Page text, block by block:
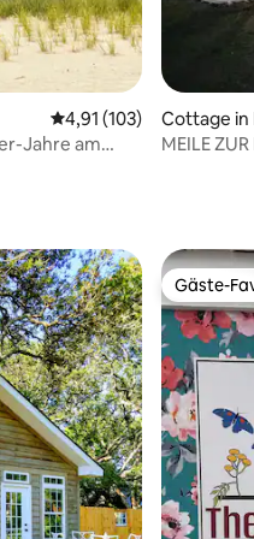
Durchschnittliche
4,91 (103)
Jahre am
Cottage in
MEILE
Gäste-
Gäste-